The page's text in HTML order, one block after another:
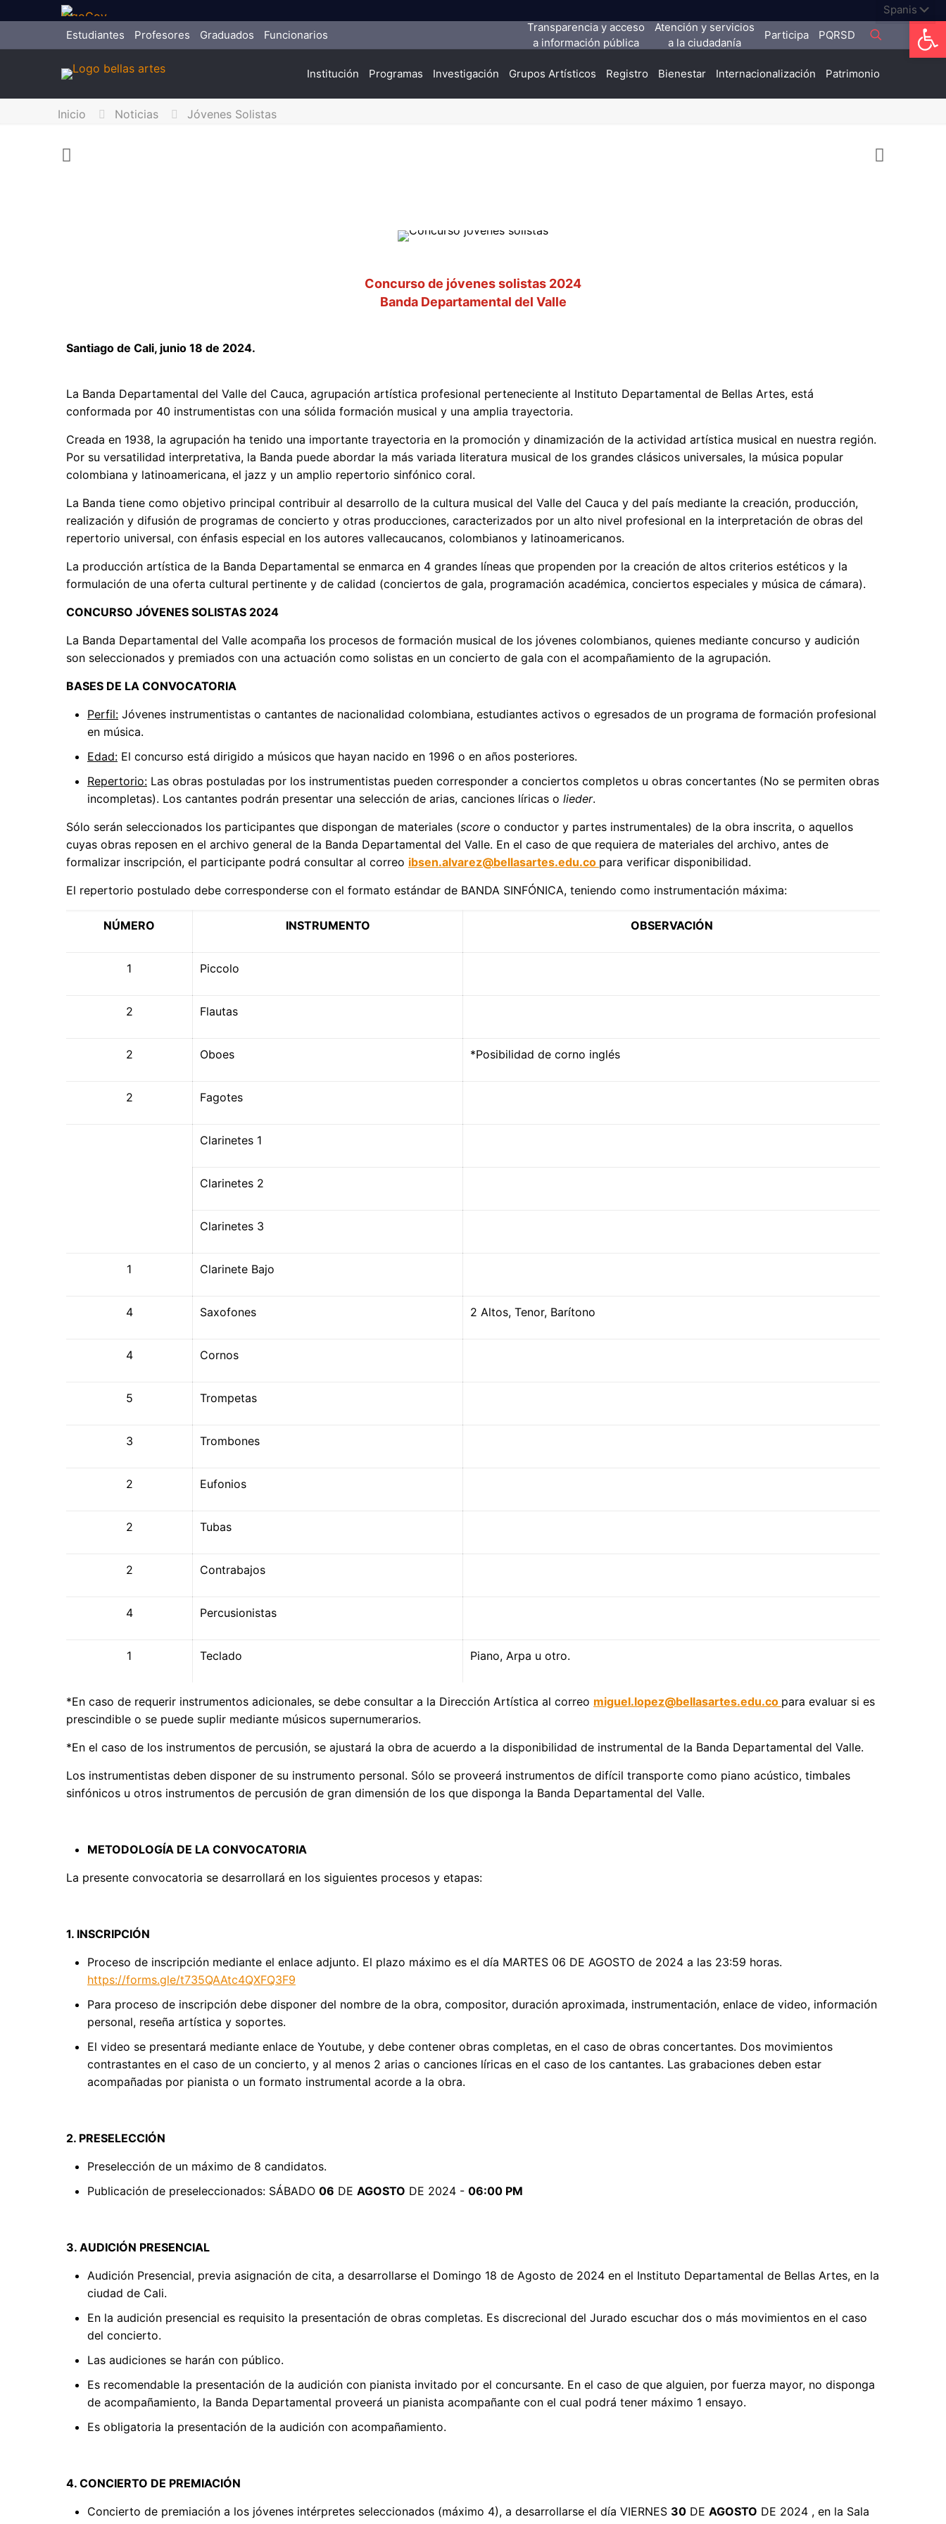
Estudiantes Profesores Graduados Funcionarios
Transparencia y acceso
a información pública
Atención y servicios
a la ciudadanía
Participa PQRSD
Institución Programas Investigación Grupos Artísticos Registro Bienestar Internacionalización Patrimonio
Inicio Noticias Jóvenes Solistas
Concurso de jóvenes solistas 2024
Banda Departamental del Valle
Santiago de Cali, junio 18 de 2024.
La Banda Departamental del Valle del Cauca, agrupación artística profesional perteneciente al Instituto Departamental de Bellas Artes, está
conformada por 40 instrumentistas con una sólida formación musical y una amplia trayectoria.
Creada en 1938, la agrupación ha tenido una importante trayectoria en la promoción y dinamización de la actividad artística musical en nuestra región.
Por su versatilidad interpretativa, la Banda puede abordar la más variada literatura musical de los grandes clásicos universales, la música popular
colombiana y latinoamericana, el jazz y un amplio repertorio sinfónico coral.
La Banda tiene como objetivo principal contribuir al desarrollo de la cultura musical del Valle del Cauca y del país mediante la creación, producción,
realización y difusión de programas de concierto y otras producciones, caracterizados por un alto nivel profesional en la interpretación de obras del
repertorio universal, con énfasis especial en los autores vallecaucanos, colombianos y latinoamericanos.
La producción artística de la Banda Departamental se enmarca en 4 grandes líneas que propenden por la creación de altos criterios estéticos y la
formulación de una oferta cultural pertinente y de calidad (conciertos de gala, programación académica, conciertos especiales y música de cámara).
CONCURSO JÓVENES SOLISTAS 2024
La Banda Departamental del Valle acompaña los procesos de formación musical de los jóvenes colombianos, quienes mediante concurso y audición
son seleccionados y premiados con una actuación como solistas en un concierto de gala con el acompañamiento de la agrupación.
BASES DE LA CONVOCATORIA
Perfil: Jóvenes instrumentistas o cantantes de nacionalidad colombiana, estudiantes activos o egresados de un programa de formación profesional
en música.
Edad: El concurso está dirigido a músicos que hayan nacido en 1996 o en años posteriores.
Repertorio: Las obras postuladas por los instrumentistas pueden corresponder a conciertos completos u obras concertantes (No se permiten obras
incompletas). Los cantantes podrán presentar una selección de arias, canciones líricas o lieder.
Sólo serán seleccionados los participantes que dispongan de materiales (score o conductor y partes instrumentales) de la obra inscrita, o aquellos
cuyas obras reposen en el archivo general de la Banda Departamental del Valle. En el caso de que requiera de materiales del archivo, antes de
formalizar inscripción, el participante podrá consultar al correo ibsen.alvarez@bellasartes.edu.co para verificar disponibilidad.
El repertorio postulado debe corresponderse con el formato estándar de BANDA SINFÓNICA, teniendo como instrumentación máxima:
NÚMERO INSTRUMENTO OBSERVACIÓN
1 Piccolo
2 Flautas
2 Oboes *Posibilidad de corno inglés
2 Fagotes
Clarinetes 1
Clarinetes 2
Clarinetes 3
1 Clarinete Bajo
4 Saxofones 2 Altos, Tenor, Barítono
4 Cornos
5 Trompetas
3 Trombones
2 Eufonios
2 Tubas
2 Contrabajos
4 Percusionistas
1 Teclado Piano, Arpa u otro.
*En caso de requerir instrumentos adicionales, se debe consultar a la Dirección Artística al correo miguel.lopez@bellasartes.edu.co para evaluar si es
prescindible o se puede suplir mediante músicos supernumerarios.
*En el caso de los instrumentos de percusión, se ajustará la obra de acuerdo a la disponibilidad de instrumental de la Banda Departamental del Valle.
Los instrumentistas deben disponer de su instrumento personal. Sólo se proveerá instrumentos de difícil transporte como piano acústico, timbales
sinfónicos u otros instrumentos de percusión de gran dimensión de los que disponga la Banda Departamental del Valle.
METODOLOGÍA DE LA CONVOCATORIA
La presente convocatoria se desarrollará en los siguientes procesos y etapas:
1. INSCRIPCIÓN
Proceso de inscripción mediante el enlace adjunto. El plazo máximo es el día MARTES 06 DE AGOSTO de 2024 a las 23:59 horas.
https://forms.gle/t735QAAtc4QXFQ3F9
Para proceso de inscripción debe disponer del nombre de la obra, compositor, duración aproximada, instrumentación, enlace de video, información
personal, reseña artística y soportes.
El video se presentará mediante enlace de Youtube, y debe contener obras completas, en el caso de obras concertantes. Dos movimientos
contrastantes en el caso de un concierto, y al menos 2 arias o canciones líricas en el caso de los cantantes. Las grabaciones deben estar
acompañadas por pianista o un formato instrumental acorde a la obra.
2. PRESELECCIÓN
Preselección de un máximo de 8 candidatos.
Publicación de preseleccionados: SÁBADO 06 DE AGOSTO DE 2024 - 06:00 PM
3. AUDICIÓN PRESENCIAL
Audición Presencial, previa asignación de cita, a desarrollarse el Domingo 18 de Agosto de 2024 en el Instituto Departamental de Bellas Artes, en la
ciudad de Cali.
En la audición presencial es requisito la presentación de obras completas. Es discrecional del Jurado escuchar dos o más movimientos en el caso
del concierto.
Las audiciones se harán con público.
Es recomendable la presentación de la audición con pianista invitado por el concursante. En el caso de que alguien, por fuerza mayor, no disponga
de acompañamiento, la Banda Departamental proveerá un pianista acompañante con el cual podrá tener máximo 1 ensayo.
Es obligatoria la presentación de la audición con acompañamiento.
4. CONCIERTO DE PREMIACIÓN
Concierto de premiación a los jóvenes intérpretes seleccionados (máximo 4), a desarrollarse el día VIERNES 30 DE AGOSTO DE 2024 , en la Sala
Abrir